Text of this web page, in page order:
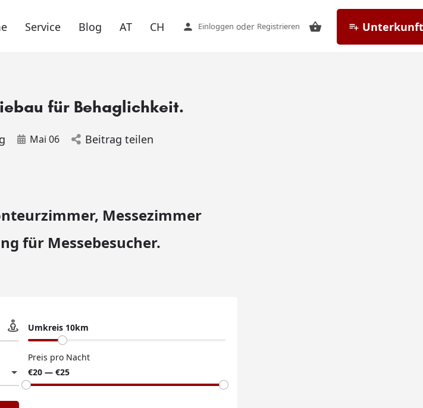
Service Blog AT CH Einloggen oder Registrieren
für Behaglichkeit.
Mai 06 Beitrag teilen
Messezimmer
für Messebesucher.
Umkreis 10km
Preis pro Nacht
€20 — €25